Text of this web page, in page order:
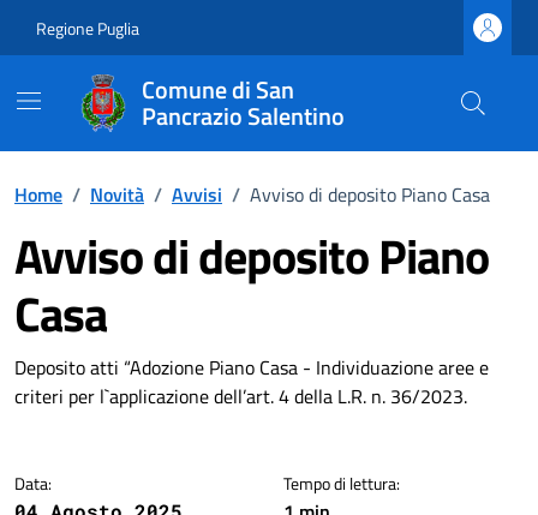
Regione Puglia
Comune di San
Pancrazio Salentino
Home / Novità / Avvisi / Avviso di deposito Piano Casa
Avviso di deposito Piano
Casa
Dettagli della notizia
Deposito atti “Adozione Piano Casa - Individuazione aree e
criteri per l`applicazione dell’art. 4 della L.R. n. 36/2023.
Data:
Tempo di lettura: